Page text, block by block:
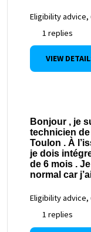
Eligibility advice,
1 replies
VIEW
Bonjour , je
technicien de
Toulon . À
je dois
de 6 mois .
normal car
Eligibility advice,
1 replies